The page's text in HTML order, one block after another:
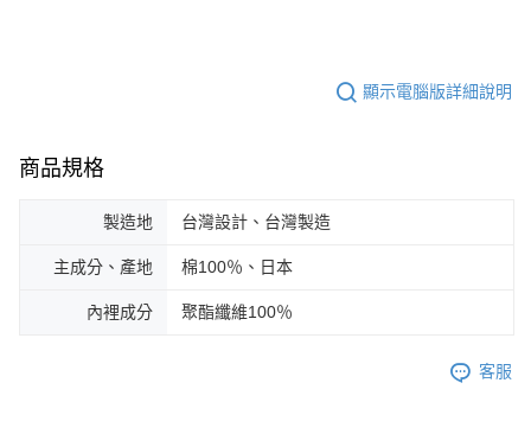
顯示電腦版詳細說明
商品規格
製造地 台灣設計、台灣製造
主成分、產地 棉100％、日本
內裡成分 聚酯纖維100％
客服